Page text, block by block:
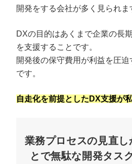
開発をする会社が多く見られま
DXの目的はあくまで企業の長
を支援することです。
開発後の保守費用が利益を圧
です。
自走化を前提としたDX支援が
業務プロセスの見直し
とで無駄な開発タス